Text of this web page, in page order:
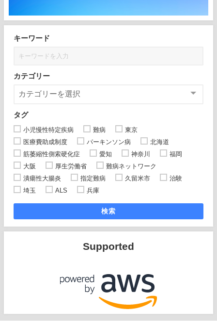
キーワード
カテゴリー
タグ
小児慢性特定疾病 難病
東京
医療費助成制度
パーキンソン病
北海道
筋萎縮性側索硬化症
愛知 神奈川
福岡
大阪
厚生労働省
難病ネットワーク
潰瘍性大腸炎
指定難病 久留米市
治験
埼玉
ALS 兵庫
検索
Supported